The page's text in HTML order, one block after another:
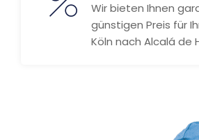
Wir bieten Ihnen
günstigen Preis für
Köln nach Alcalá de